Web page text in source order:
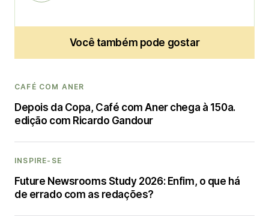
Você também pode gostar
CAFÉ COM ANER
Depois da Copa, Café com Aner chega à 150a.
edição com Ricardo Gandour
INSPIRE-SE
Future Newsrooms Study 2026: Enfim, o que há
de errado com as redações?